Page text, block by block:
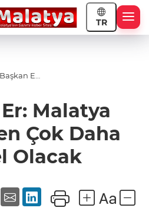
TR
Başkan Er:
Çok Daha
Güzel
Malatya
Çok Daha
Olacak